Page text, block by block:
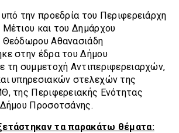
την προεδρία του Περιφερειάρχη
και του Δημάρχου
Αθανασιάδη
στην έδρα του Δήμου
τη συμμετοχή Αντιπεριφερειαρχών,
υπηρεσιακών στελεχών της
της Περιφερειακής Ενότητας
Προσοτσάνης.
τα παρακάτω θέματα: